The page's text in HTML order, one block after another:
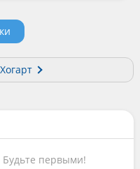
первыми!